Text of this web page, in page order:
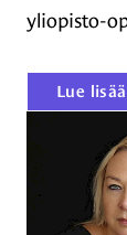
yliopisto-
Lue